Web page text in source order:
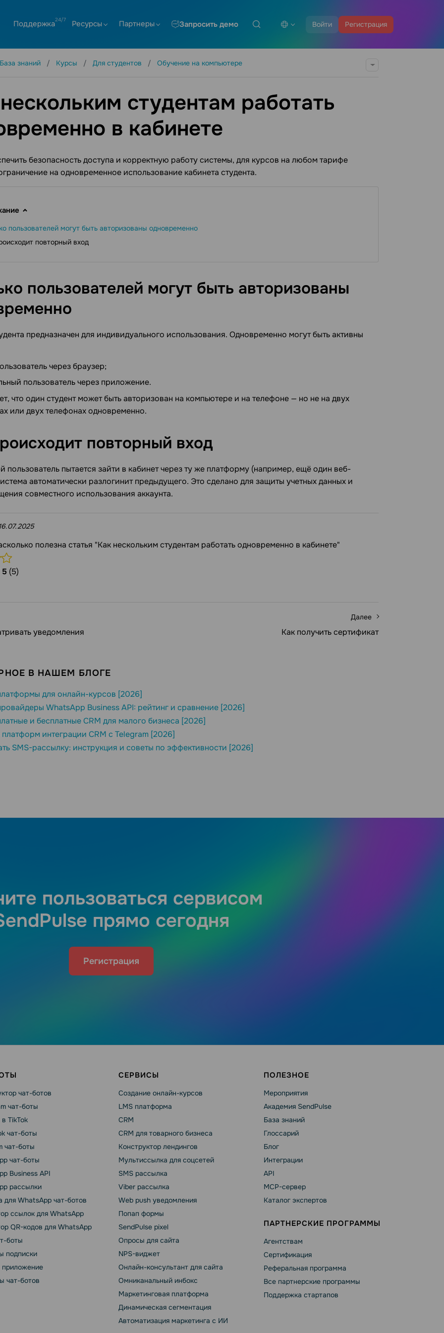
Войти Регистрация
Поддержка Ресурсы Партнеры Запросить демо
База знаний Курсы Для студентов Обучение на компьютере
студентам работать
в кабинете
безопасность доступа и корректную работу системы, для курсов на любом тарифе
на одновременное использование кабинета студента.
пользователей могут быть авторизованы одновременно
повторный вход
пользователей могут быть авторизованы
предназначен для индивидуального использования. Одновременно могут быть активны
через браузер;
пользователь через приложение.
что один студент может быть авторизован на компьютере и на телефоне — но не на двух
или двух телефонах одновременно.
повторный вход
пользователь пытается зайти в кабинет через ту же платформу (например, ещё один веб-
автоматически разлогинит предыдущего. Это сделано для защиты учетных данных и
совместного использования аккаунта.
16.07.2025
полезна статья "Как нескольким студентам работать одновременно в кабинете"
5 (5)
уведомления
Далее
Как получить сертификат
В НАШЕМ БЛОГЕ
для онлайн-курсов [2026]
WhatsApp Business API: рейтинг и сравнение [2026]
и бесплатные CRM для малого бизнеса [2026]
интеграции CRM с Telegram [2026]
SMS-рассылку: инструкция и советы по эффективности [2026]
пользоваться сервисом
прямо сегодня
Регистрация
чат-ботов
чат-боты
TikTok
чат-боты
чат-боты
чат-боты
Business API
рассылки
для WhatsApp чат-ботов
ссылок для WhatsApp
QR-кодов для WhatsApp
боты
подписки
приложение
чат-ботов
СЕРВИСЫ
Создание онлайн-курсов
LMS платформа
CRM
CRM для товарного бизнеса
Конструктор лендингов
Мультиссылка для соцсетей
SMS рассылка
Viber рассылка
Web push уведомления
Попап формы
SendPulse pixel
Опросы для сайта
NPS-виджет
Онлайн-консультант для сайта
Омниканальный инбокс
Маркетинговая платформа
Динамическая сегментация
Автоматизация маркетинга с ИИ
ПОЛЕЗНОЕ
Мероприятия
Академия SendPulse
База знаний
Глоссарий
Блог
Интеграции
API
MCP-сервер
Каталог экспертов
ПАРТНЕРСКИЕ ПРОГРАММЫ
Агентствам
Сертификация
Реферальная программа
Все партнерские программы
Поддержка стартапов